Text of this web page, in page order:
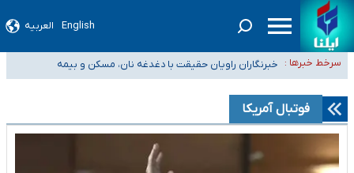
English العربیه
سرخط خبرها :
تعویق آزمون ورودی دکترای تخصصی فرماندهی صحنه عملیات و دکترای
تخصصی جغرافیای نظامی دافوس آجا
خبرنگاران راویان حقیقت با دغدغه نان، مسکن و بیمه
آخرین وضعیت شیوع عفونت‌های تنفسی در کشور/ خوزستان و کرمان بالاتر از
آستانه هشدار
هیچ پرستاری بازداشت یا اخراج نشده است/ از رئیس جمهور خواستیم ورود کند
ثبت‌نام بخش عمده دانش‌آموزان مدارس ایرانی امارات در کشور/ درباره محصلان
باقی‌مانده در دبی متناسب با شرایط جدید تصمیم‌گیری می‌شود
فوتبال آمریکا